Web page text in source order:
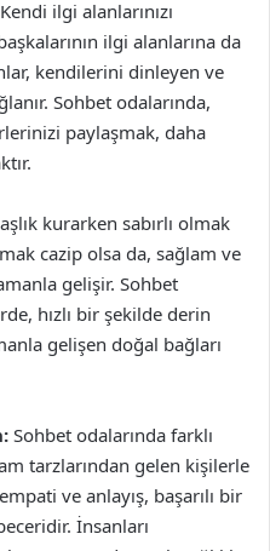
Kendi ilgi alanlarınızı
ilgi alanlarına da
kendilerini dinleyen ve
Sohbet odalarında,
paylaşmak, daha
kurarken sabırlı olmak
cazip olsa da, sağlam ve
gelişir. Sohbet
hızlı bir şekilde derin
gelişen doğal bağları
Sohbet odalarında farklı
tarzlarından gelen kişilerle
ve anlayış, başarılı bir
İnsanları